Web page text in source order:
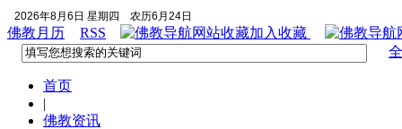
2026年8月6日 星期四 农历6月24日
佛教月历 RSS 加入收藏
首页
|
佛教资讯